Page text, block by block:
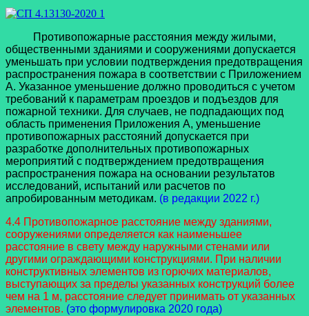
Противопожарные расстояния между жилыми,
общественными зданиями и сооружениями допускается
уменьшать при условии подтверждения предотвращения
распространения пожара в соответствии с Приложением
А. Указанное уменьшение должно проводиться с учетом
требований к параметрам проездов и подъездов для
пожарной техники. Для случаев, не подпадающих под
область применения Приложения А, уменьшение
противопожарных расстояний допускается при
разработке дополнительных противопожарных
мероприятий с подтверждением предотвращения
распространения пожара на основании результатов
исследований, испытаний или расчетов по
апробированным методикам. (в редакции 2022 г.)
4.4 Противопожарное расстояние между зданиями,
сооружениями определяется как наименьшее
расстояние в свету между наружными стенами или
другими ограждающими конструкциями. При наличии
конструктивных элементов из горючих материалов,
выступающих за пределы указанных конструкций более
чем на 1 м, расстояние следует принимать от указанных
элементов. (это формулировка 2020 года)